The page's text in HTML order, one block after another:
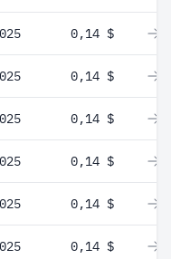
0,14 $
0,14 $
0,14 $
0,14 $
0,14 $
0,14 $